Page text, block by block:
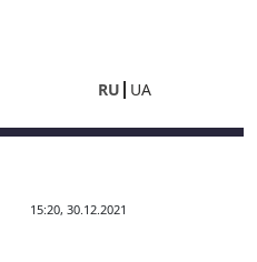
RU UA
15:20, 30.12.2021